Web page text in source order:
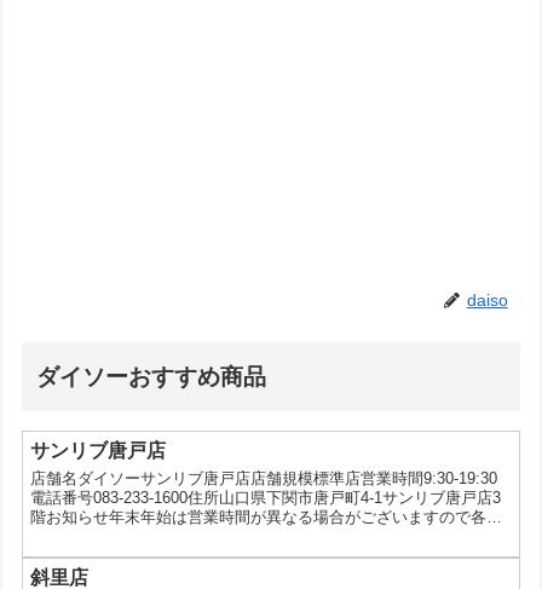
daiso
ダイソーおすすめ商品
サンリブ唐戸店
店舗名ダイソーサンリブ唐戸店店舗規模標準店営業時間9:30-19:30
電話番号083-233-1600住所山口県下関市唐戸町4-1サンリブ唐戸店3
階お知らせ年末年始は営業時間が異なる場合がございますので各店
斜里店